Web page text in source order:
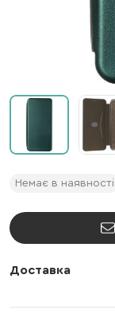
Немає в наявності
Доставка